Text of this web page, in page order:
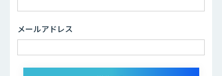
メールアドレス